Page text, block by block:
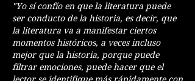
"Yo sí confío en que la literatura puede
ser conducto de la historia, es decir, que
la literatura va a manifestar ciertos
momentos históricos, a veces incluso
mejor que la historia, porque puede
filtrar emociones, puede hacer que el